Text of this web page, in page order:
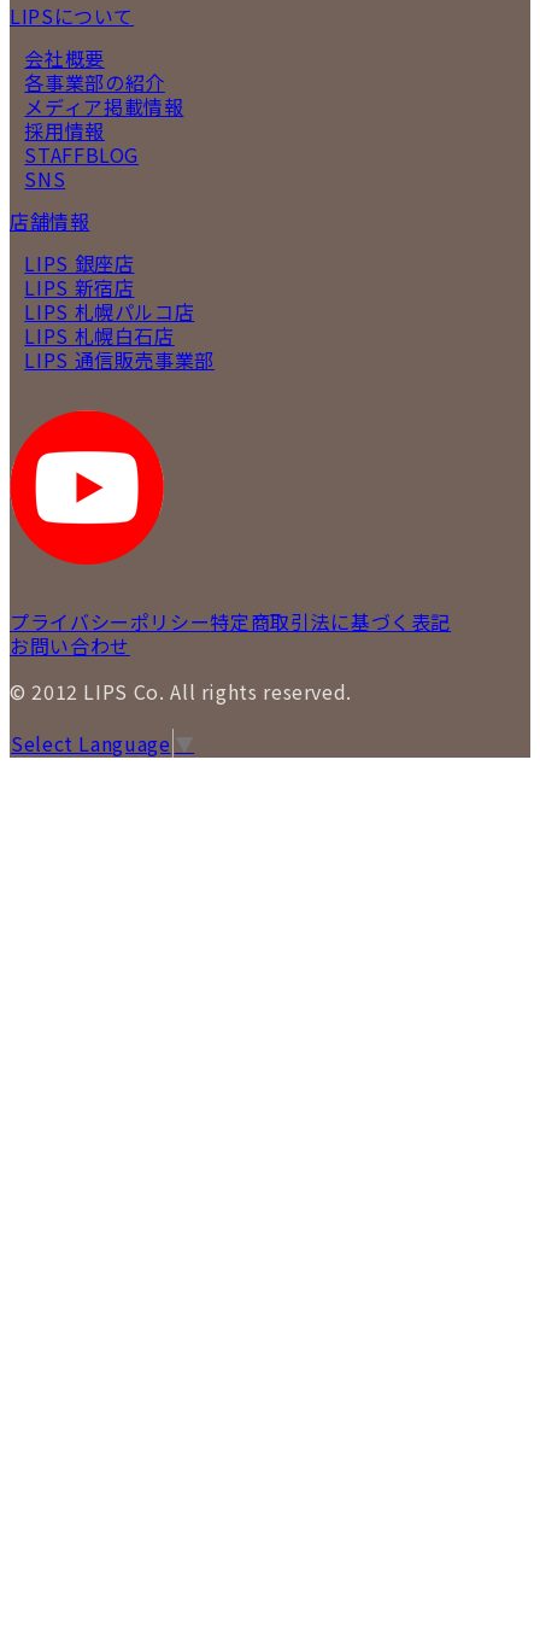
LIPSについて
会社概要
各事業部の紹介
メディア掲載情報
採用情報
STAFFBLOG
SNS
店舗情報
LIPS 銀座店
LIPS 新宿店
LIPS 札幌パルコ店
LIPS 札幌白石店
LIPS 通信販売事業部
プライバシーポリシー特定商取引法に基づく表記
お問い合わせ
© 2012 LIPS Co. All rights reserved.
Select Language ▼